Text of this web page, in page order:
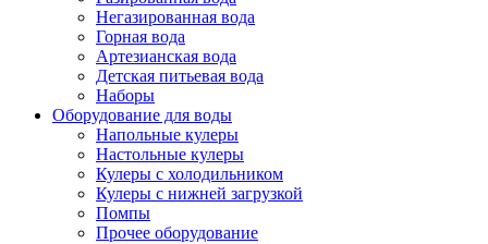
Негазированная вода
Горная вода
Артезианская вода
Детская питьевая вода
Наборы
Оборудование для воды
Напольные кулеры
Настольные кулеры
Кулеры с холодильником
Кулеры с нижней загрузкой
Помпы
Прочее оборудование